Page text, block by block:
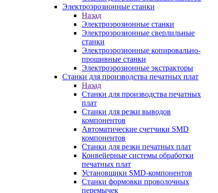
Электроэрозионные станки
Назад
Электроэрозионные станки
Электроэрозионные сверлильные
станки
Электроэрозионные копировально-
прошивные станки
Электроэрозионные экстракторы
Станки для производства печатных плат
Назад
Станки для производства печатных
плат
Станки для резки выводов
компонентов
Автоматические счетчики SMD
компонентов
Станки для резки печатных плат
Конвейерные системы обработки
печатных плат
Установщики SMD-компонентов
Станки формовки проволочных
перемычек